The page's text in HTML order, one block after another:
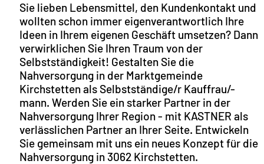
Sie lieben Lebensmittel, den Kundenkontakt und
wollten schon immer eigenverantwortlich Ihre
Ideen in Ihrem eigenen Geschäft umsetzen? Dann
verwirklichen Sie Ihren Traum von der
Selbstständigkeit! Gestalten Sie die
Nahversorgung in der Marktgemeinde
Kirchstetten als Selbstständige/r Kauffrau/-
mann. Werden Sie ein starker Partner in der
Nahversorgung Ihrer Region - mit KASTNER als
verlässlichen Partner an Ihrer Seite. Entwickeln
Sie gemeinsam mit uns ein neues Konzept für die
Nahversorgung in 3062 Kirchstetten.